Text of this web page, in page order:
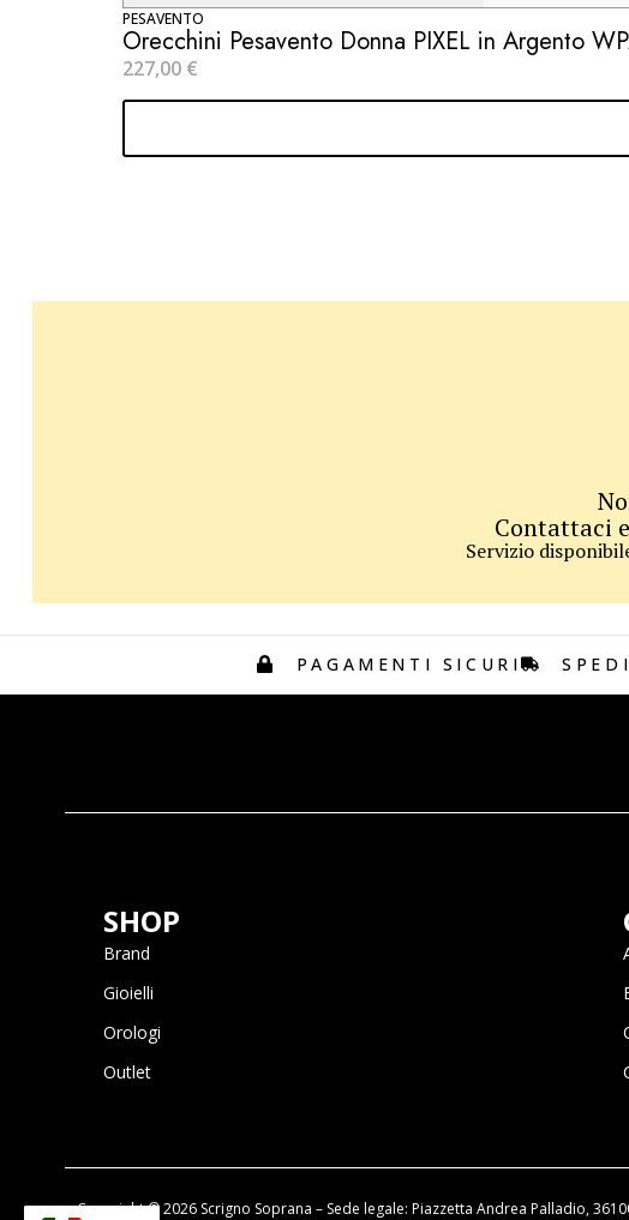
PESAVENTO
Orecchini Pesavento Donna PIXEL in Argento
227,00 €
Contattaci
Servizio
PAGAMENTI SICURI
SHOP
Brand
Gioielli
Orologi
Outlet
Copyright © 2026 Scrigno Soprana – Sede legale: Piazzetta Andrea Palladio,